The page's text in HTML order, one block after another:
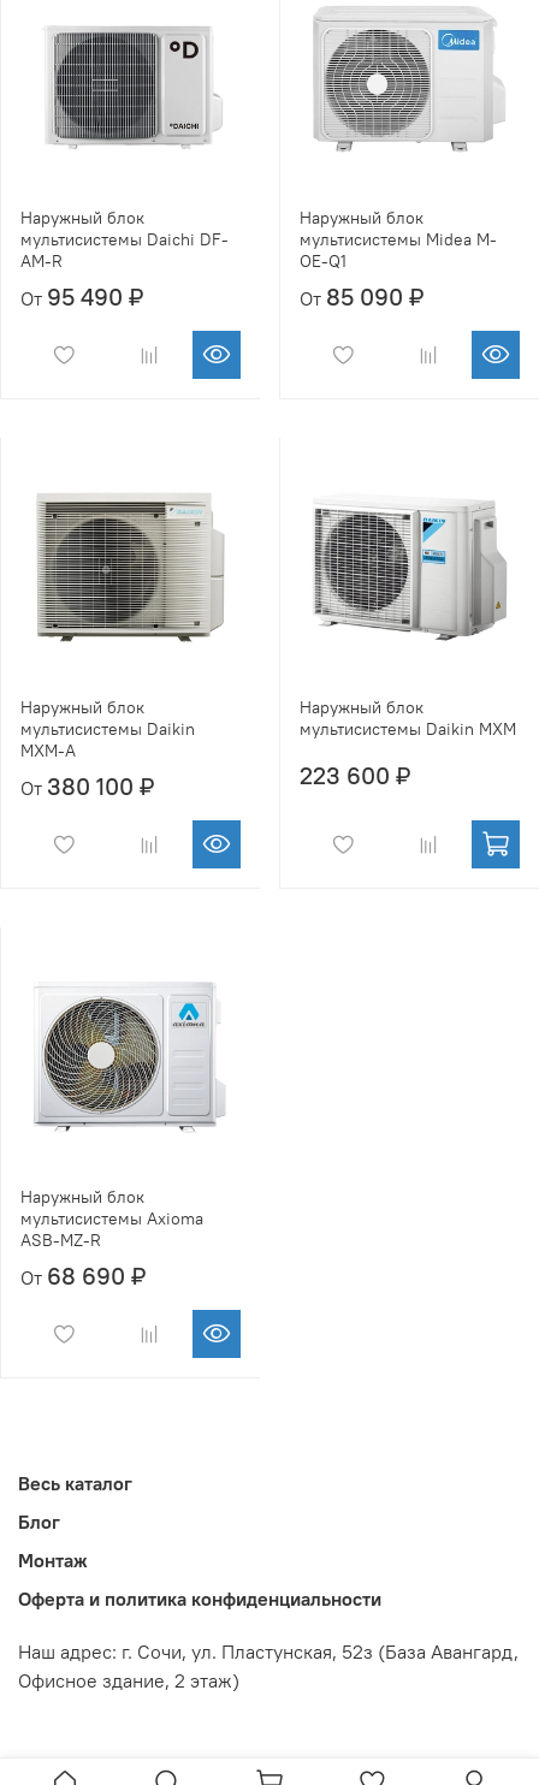
Наружный блок
мультисистемы Daichi DF-
AM-R
От 95 490 ₽
Наружный блок
мультисистемы Midea M-
OE-Q1
От 85 090 ₽
Наружный блок
мультисистемы Daikin
MXM-A
От 380 100 ₽
Наружный блок
мультисистемы Daikin MXM
223 600 ₽
Наружный блок
мультисистемы Axioma
ASB-MZ-R
От 68 690 ₽
Весь каталог
Блог
Монтаж
Оферта и политика конфиденциальности
Наш адрес: г. Сочи, ул. Пластунская, 52з (База Авангард,
Офисное здание, 2 этаж)